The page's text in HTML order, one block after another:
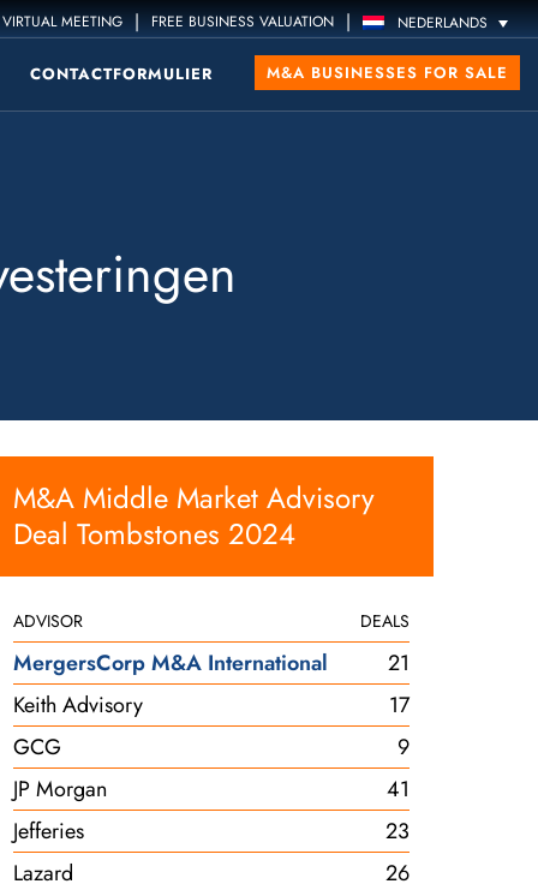
MEETING | FREE BUSINESS VALUATION | NEDERLANDS
CONTACTFORMULIER M&A BUSINESSES FOR SALE
M&A Middle Market Advisory
Deal Tombstones 2024
ADVISOR DEALS
MergersCorp M&A International
21
Keith Advisory
17
GCG
9
JP Morgan
41
Jefferies
23
Lazard
26